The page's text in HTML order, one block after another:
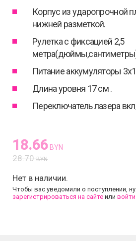
Корпус из ударопрочной
нижней разметкой.
Рулетка с фиксацией 2,5
Питание аккумуляторы
Длина уровня 17 см .
Переключатель лазера
18.66 BYN
28.70 BYN
Нет в наличии.
Чтобы вас уведомили о поступлении,
зарегистрироваться на сайте или